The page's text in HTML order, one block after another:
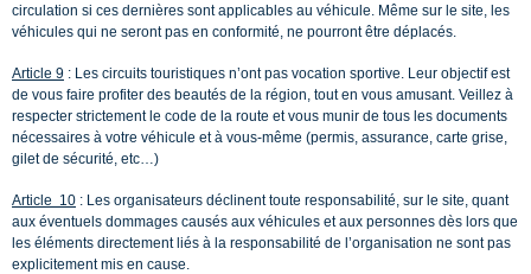
circulation si ces dernières sont applicables au véhicule. Même sur le site, les
véhicules qui ne seront pas en conformité, ne pourront être déplacés.
Article 9 : Les circuits touristiques n’ont pas vocation sportive. Leur objectif est
de vous faire profiter des beautés de la région, tout en vous amusant. Veillez à
respecter strictement le code de la route et vous munir de tous les documents
nécessaires à votre véhicule et à vous-même (permis, assurance, carte grise,
gilet de sécurité, etc…)
Article 10 : Les organisateurs déclinent toute responsabilité, sur le site, quant
aux éventuels dommages causés aux véhicules et aux personnes dès lors que
les éléments directement liés à la responsabilité de l’organisation ne sont pas
explicitement mis en cause.